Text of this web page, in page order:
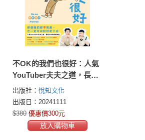
不OK的我們也很好：人氣
YouTuber夫夫之道，長跑
九年的關係練習
出版社： 悅知文化
出版日：20241111
$380 優惠價300元
放入購物車